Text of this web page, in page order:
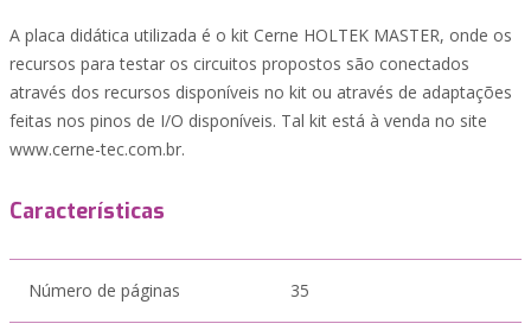
A placa didática utilizada é o kit Cerne HOLTEK MASTER, onde os
recursos para testar os circuitos propostos são conectados
através dos recursos disponíveis no kit ou através de adaptações
feitas nos pinos de I/O disponíveis. Tal kit está à venda no site
www.cerne-tec.com.br.
Características
Número de páginas 35